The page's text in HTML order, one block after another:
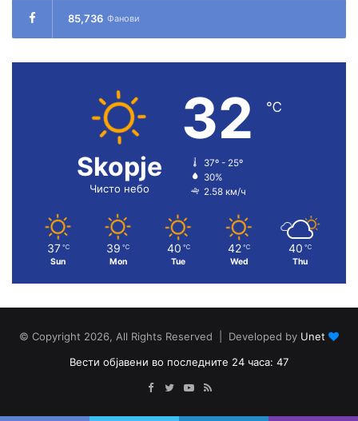
85,736 Фанови
Skopje
Чисто небо
32 ℃
37º - 25º
30%
2.58 км/ч
37 ℃
Sun
39 ℃
Mon
40 ℃
Tue
42 ℃
Wed
40 ℃
Thu
© Copyright 2026, All Rights Reserved | Developed by Unet
Вести објавени во последните 24 часа: 47
Facebook
TwitterYouTube
RSS